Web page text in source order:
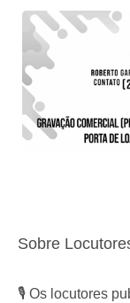
Sobre
🎙️ Os locutores